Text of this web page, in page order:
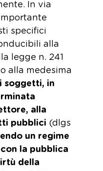
In via
specifici
alla
legge n. 241
alla medesima
soggetti, in
alla
pubblici (dlgs
un regime
la pubblica
della